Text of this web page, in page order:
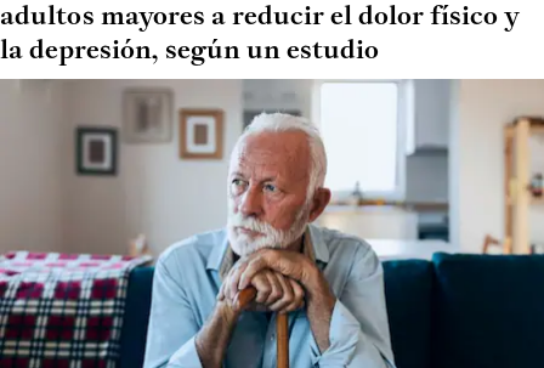
adultos mayores a reducir el dolor físico y
la depresión, según un estudio